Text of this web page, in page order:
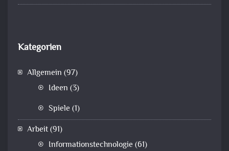
Kategorien
Allgemein (97)
Ideen (3)
Spiele (1)
Arbeit(91)
Informationstechnologie (61)